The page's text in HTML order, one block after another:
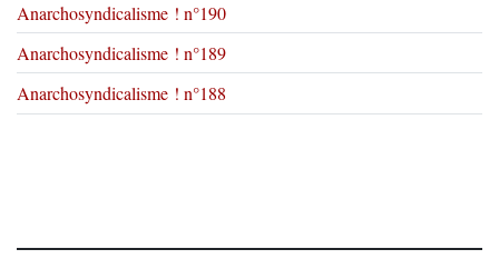
Anarchosyndicalisme ! n°190
Anarchosyndicalisme ! n°189
Anarchosyndicalisme ! n°188